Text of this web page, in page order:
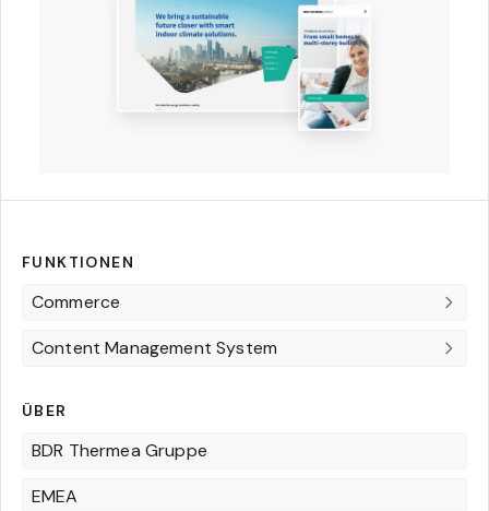
FUNKTIONEN
Commerce
Content Management System
ÜBER
BDR Thermea Gruppe
EMEA